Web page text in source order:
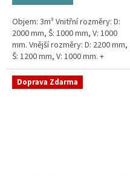
Objem: 3m³ Vnitřní rozměry: D:
2000 mm, Š: 1000 mm, V: 1000
mm. Vnější rozměry: D: 2200 mm,
Š: 1200 mm, V: 1000 mm. +
komínek. Kvalitní nádrž na pitnou
vodu pod parkovací...
Doprava Zdarma